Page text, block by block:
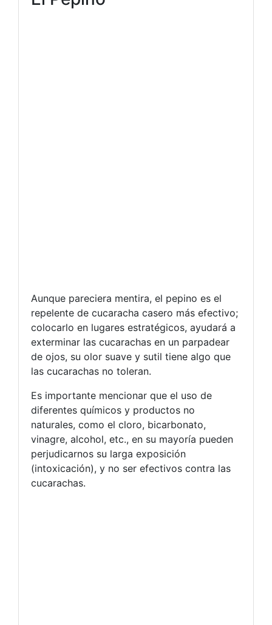
Aunque pareciera mentira, el pepino es el
repelente de cucaracha casero más efectivo;
colocarlo en lugares estratégicos, ayudará a
exterminar las cucarachas en un parpadear
de ojos, su olor suave y sutil tiene algo que
las cucarachas no toleran.
Es importante mencionar que el uso de
diferentes químicos y productos no
naturales, como el cloro, bicarbonato,
vinagre, alcohol, etc., en su mayoría pueden
perjudicarnos su larga exposición
(intoxicación), y no ser efectivos contra las
cucarachas.